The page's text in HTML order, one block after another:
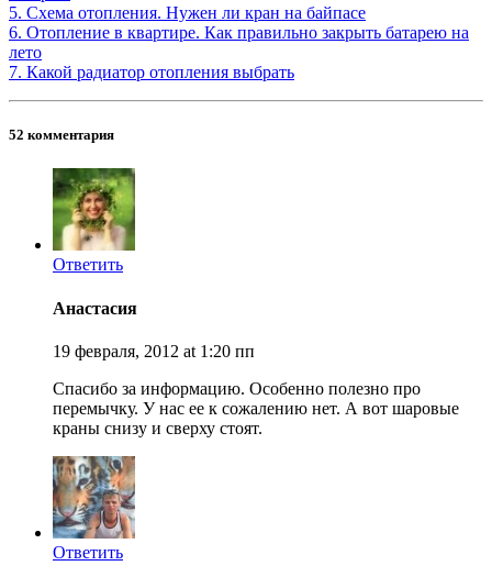
5. Схема отопления. Нужен ли кран на байпасе
6. Отопление в квартире. Как правильно закрыть батарею на
лето
7. Какой радиатор отопления выбрать
52 комментария
Ответить
Анастасия
19 февраля, 2012 at 1:20 пп
Спасибо за информацию. Особенно полезно про
перемычку. У нас ее к сожалению нет. А вот шаровые
краны снизу и сверху стоят.
Ответить